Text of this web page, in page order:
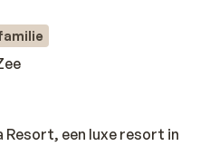
een luxe resort in